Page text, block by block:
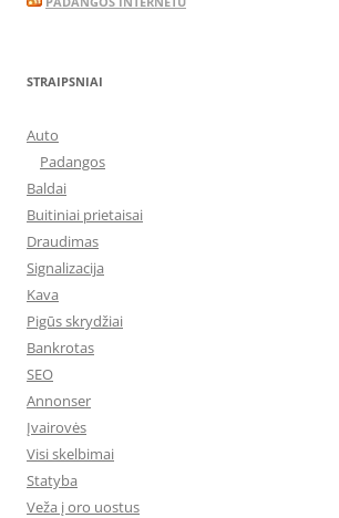
STRAIPSNIAI
Auto
Padangos
Baldai
Buitiniai prietaisai
Draudimas
Signalizacija
Kava
Pigūs skrydžiai
Bankrotas
SEO
Annonser
Įvairovės
Visi skelbimai
Statyba
Veža į oro uostus